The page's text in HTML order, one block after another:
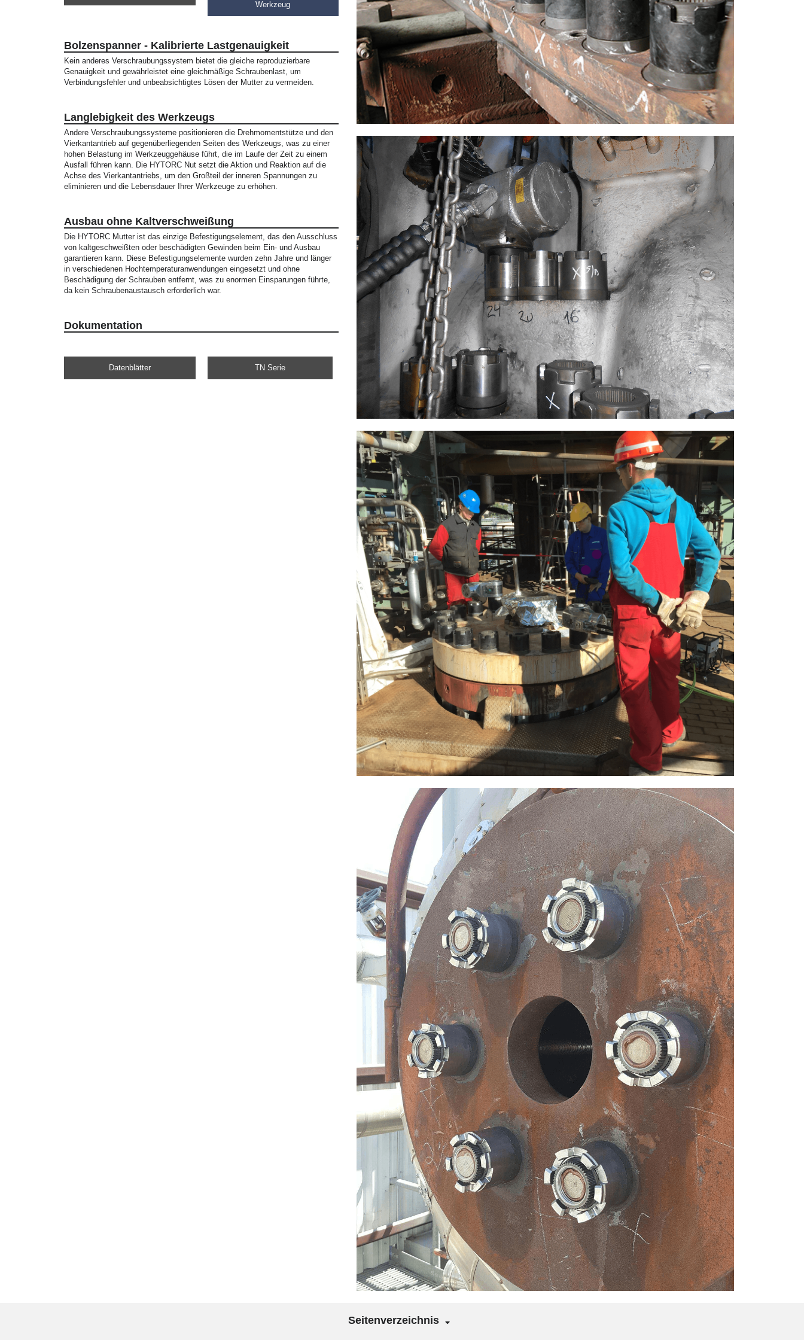
Werkzeug
Bolzenspanner - Kalibrierte Lastgenauigkeit
Kein anderes Verschraubungssystem bietet die gleiche reproduzierbare
Genauigkeit und gewährleistet eine gleichmäßige Schraubenlast, um
Verbindungsfehler und unbeabsichtigtes Lösen der Mutter zu vermeiden.
Langlebigkeit des Werkzeugs
Andere Verschraubungssysteme positionieren die Drehmomentstütze und den
Vierkantantrieb auf gegenüberliegenden Seiten des Werkzeugs, was zu einer
hohen Belastung im Werkzeuggehäuse führt, die im Laufe der Zeit zu einem
Ausfall führen kann. Die HYTORC Nut setzt die Aktion und Reaktion auf die
Achse des Vierkantantriebs, um den Großteil der inneren Spannungen zu
eliminieren und die Lebensdauer Ihrer Werkzeuge zu erhöhen.
Ausbau ohne Kaltverschweißung
Die HYTORC Mutter ist das einzige Befestigungselement, das den Ausschluss
von kaltgeschweißten oder beschädigten Gewinden beim Ein- und Ausbau
garantieren kann. Diese Befestigungselemente wurden zehn Jahre und länger
in verschiedenen Hochtemperaturanwendungen eingesetzt und ohne
Beschädigung der Schrauben entfernt, was zu enormen Einsparungen führte,
da kein Schraubenaustausch erforderlich war.
Dokumentation
Datenblätter TN Serie
Seitenverzeichnis